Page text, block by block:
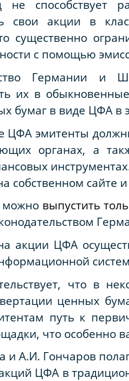
не способствует
свои акции в
существенно
с помощью
Германии и
их в
бумаг в виде ЦФА в
ЦФА эмитенты
органах, а
собственном сайте
можно выпустить
акции ЦФА
что в
ценных
путь к
что особенно
и А.И. Гончаров
ЦФА в